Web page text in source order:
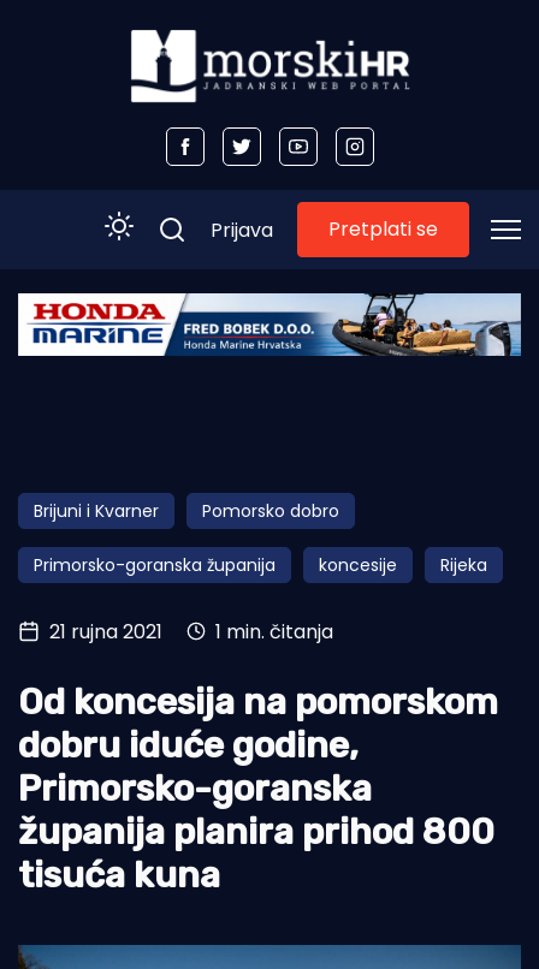
Početna
Obala
Otoci
Turizam i nautika
Pomorstvo
Ekologija
Tradicija i kultura
Prijava Pretplati se
Brijuni i Kvarner Pomorsko dobro
Primorsko-goranska županija koncesije Rijeka
21 rujna 2021 1 min. čitanja
Od koncesija na pomorskom
dobru iduće godine,
Primorsko-goranska
županija planira prihod 800
tisuća kuna